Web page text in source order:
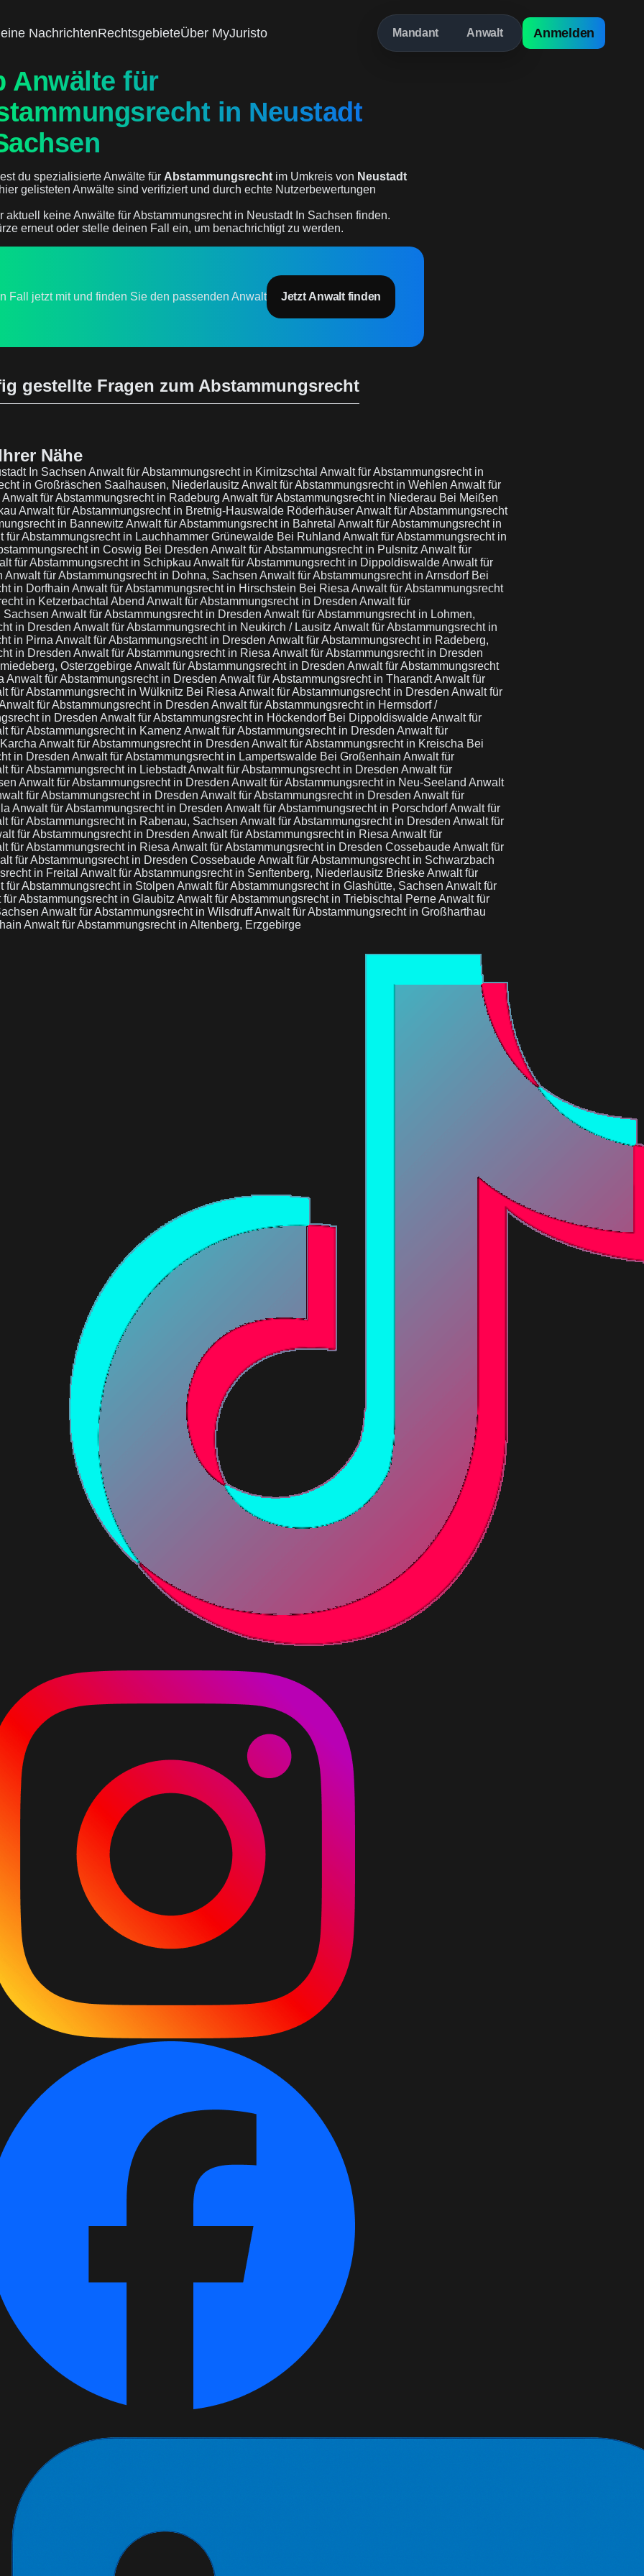
NachrichtenRechtsgebieteÜber MyJuristo Mandant Anwalt Anmelden
Anwälte für
in Neustadt
du spezialisierte Anwälte für Abstammungsrecht im Umkreis von Neustadt
gelisteten Anwälte sind verifiziert und durch echte Nutzerbewertungen
aktuell keine Anwälte für Abstammungsrecht in Neustadt In Sachsen finden.
erneut oder stelle deinen Fall ein, um benachrichtigt zu werden.
Fall jetzt mit und finden Sie den passenden Anwalt Jetzt Anwalt finden
gestellte Fragen zum Abstammungsrecht
Nähe
In Sachsen Anwalt für Abstammungsrecht in Kirnitzschtal Anwalt für Abstammungsrecht in
in Großräschen Saalhausen, Niederlausitz Anwalt für Abstammungsrecht in Wehlen Anwalt für
Anwalt für Abstammungsrecht in Radeburg Anwalt für Abstammungsrecht in Niederau Bei Meißen
Anwalt für Abstammungsrecht in Bretnig-Hauswalde RöderhäuserAnwalt für Abstammungsrecht
in Bannewitz Anwalt für Abstammungsrecht in Bahretal Anwalt für Abstammungsrecht in
für Abstammungsrecht in Lauchhammer Grünewalde Bei Ruhland Anwalt für Abstammungsrecht in
in Coswig Bei Dresden Anwalt für Abstammungsrecht in Pulsnitz Anwalt für
für Abstammungsrecht in Schipkau Anwalt für Abstammungsrecht in DippoldiswaldeAnwalt für
Anwalt für Abstammungsrecht in Dohna, Sachsen Anwalt für Abstammungsrecht in Arnsdorf Bei
in Dorfhain Anwalt für Abstammungsrecht in Hirschstein Bei Riesa Anwalt für Abstammungsrecht
in Ketzerbachtal Abend Anwalt für Abstammungsrecht in Dresden Anwalt für
Sachsen Anwalt für Abstammungsrecht in Dresden Anwalt für Abstammungsrecht in Lohmen,
in Dresden Anwalt für Abstammungsrecht in Neukirch / Lausitz Anwalt für Abstammungsrecht in
in Pirna Anwalt für Abstammungsrecht in Dresden Anwalt für Abstammungsrecht in Radeberg,
in Dresden Anwalt für Abstammungsrecht in Riesa Anwalt für Abstammungsrecht in Dresden
OsterzgebirgeAnwalt für Abstammungsrecht in Dresden Anwalt für Abstammungsrecht
Anwalt für Abstammungsrecht in Dresden Anwalt für Abstammungsrecht in TharandtAnwalt für
für Abstammungsrecht in Wülknitz Bei Riesa Anwalt für Abstammungsrecht in Dresden Anwalt für
für Abstammungsrecht in Dresden Anwalt für Abstammungsrecht in Hermsdorf /
in Dresden Anwalt für Abstammungsrecht in Höckendorf Bei DippoldiswaldeAnwalt für
für Abstammungsrecht in Kamenz Anwalt für Abstammungsrecht in Dresden Anwalt für
Anwalt für Abstammungsrecht in Dresden Anwalt für Abstammungsrecht in Kreischa Bei
in Dresden Anwalt für Abstammungsrecht in Lampertswalde Bei Großenhain Anwalt für
für Abstammungsrecht in LiebstadtAnwalt für Abstammungsrecht in Dresden Anwalt für
Anwalt für Abstammungsrecht in Dresden Anwalt für Abstammungsrecht in Neu-Seeland Anwalt
für Abstammungsrecht in Dresden Anwalt für Abstammungsrecht in Dresden Anwalt für
Anwalt für Abstammungsrecht in Dresden Anwalt für Abstammungsrecht in PorschdorfAnwalt für
für Abstammungsrecht in Rabenau, Sachsen Anwalt für Abstammungsrecht in Dresden Anwalt für
für Abstammungsrecht in Dresden Anwalt für Abstammungsrecht in Riesa Anwalt für
für Abstammungsrecht in Riesa Anwalt für Abstammungsrecht in Dresden CossebaudeAnwalt für
für Abstammungsrecht in Dresden CossebaudeAnwalt für Abstammungsrecht in Schwarzbach
in Freital Anwalt für Abstammungsrecht in Senftenberg, Niederlausitz BrieskeAnwalt für
für Abstammungsrecht in Stolpen Anwalt für Abstammungsrecht in Glashütte, Sachsen Anwalt für
für Abstammungsrecht in Glaubitz Anwalt für Abstammungsrecht in Triebischtal PerneAnwalt für
Anwalt für Abstammungsrecht in WilsdruffAnwalt für Abstammungsrecht in Großharthau
Anwalt für Abstammungsrecht in Altenberg, Erzgebirge